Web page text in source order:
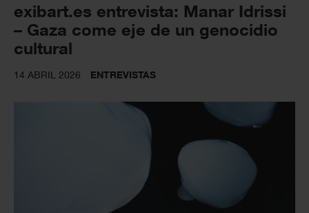
exibart.es entrevista: Manar Idrissi
– Gaza come eje de un genocidio
cultural
14 ABRIL 2026 ENTREVISTAS